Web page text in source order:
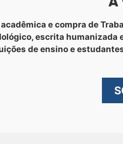
e compra de
escrita humanizada
de ensino e